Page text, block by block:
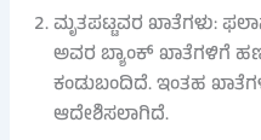
ಮೃತಪಟ್ಟವರ ಖಾತೆಗಳು:
ಅವರ ಬ್ಯಾಂಕ್ ಖಾತೆಗಳಿಗೆ
ಕಂಡುಬಂದಿದೆ. ಇಂತಹ
ಆದೇಶಿಸಲಾಗಿದೆ.